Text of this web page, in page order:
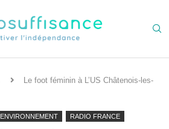
Le foot féminin à L’US Châtenois-les-
ENVIRONNEMENT RADIO FRANCE